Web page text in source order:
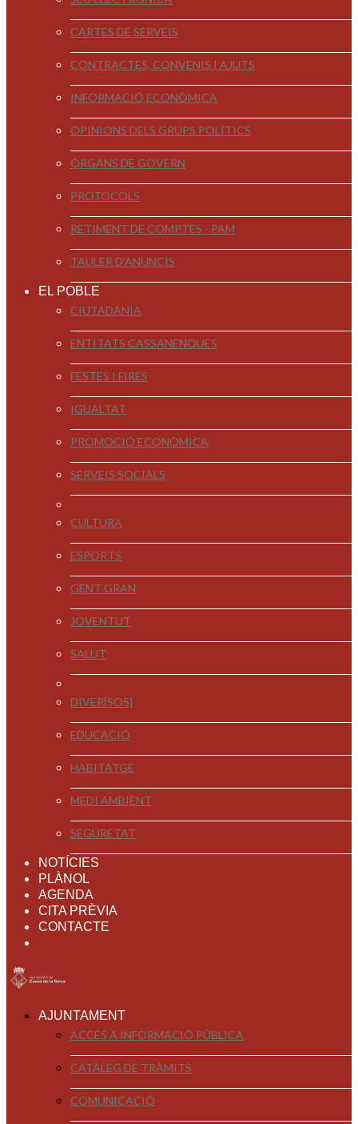
CARTES DE SERVEIS
CONTRACTES, CONVENIS I AJUTS
INFORMACIÓ ECONÒMICA
OPINIONS DELS GRUPS POLÍTICS
ÒRGANS DE GOVERN
PROTOCOLS
RETIMENT DE COMPTES - PAM
TAULER D'ANUNCIS
EL POBLE
CIUTADANIA
ENTITATS CASSANENQUES
FESTES I FIRES
IGUALTAT
PROMOCIÓ ECONÒMICA
SERVEIS SOCIALS
CULTURA
ESPORTS
GENT GRAN
JOVENTUT
SALUT
DIVER[SOS]
EDUCACIÓ
HABITATGE
MEDI AMBIENT
SEGURETAT
NOTÍCIES
PLÀNOL
AGENDA
CITA PRÈVIA
CONTACTE
AJUNTAMENT
ACCÉS A INFORMACIÓ PÚBLICA
CATÀLEG DE TRÀMITS
COMUNICACIÓ